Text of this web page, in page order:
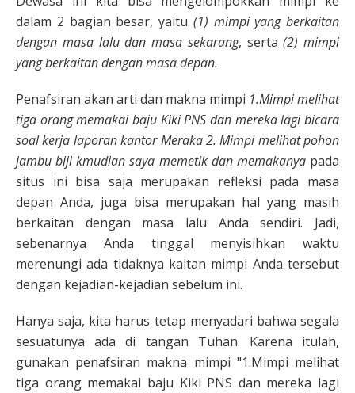
dalam 2 bagian besar, yaitu (1) mimpi yang berkaitan
dengan masa lalu dan masa sekarang, serta(2) mimpi
yang berkaitan dengan masa depan.
Penafsiran akan arti dan makna mimpi 1.Mimpi melihat
tiga orang memakai baju Kiki PNS dan mereka lagi bicara
soal kerja laporan kantor Meraka 2. Mimpi melihat pohon
jambu biji kmudian saya memetik dan memakanyapada
situs ini bisa saja merupakan refleksi pada masa
depan Anda, juga bisa merupakan hal yang masih
berkaitan dengan masa lalu Anda sendiri. Jadi,
sebenarnya Anda tinggal menyisihkan waktu
merenungi ada tidaknya kaitan mimpi Anda tersebut
dengan kejadian-kejadian sebelum ini.
Hanya saja, kita harus tetap menyadari bahwa segala
sesuatunya ada di tangan Tuhan. Karena itulah,
gunakan penafsiran makna mimpi "1.Mimpi melihat
tiga orang memakai baju Kiki PNS dan mereka lagi